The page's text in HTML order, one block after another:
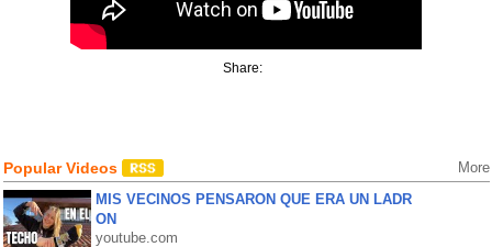
Share:
Popular Videos More
MIS VECINOS PENSARON QUE ERA UN LADR
ON
youtube.com